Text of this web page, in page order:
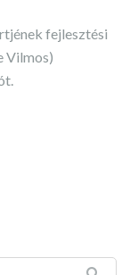
fejlesztési
Vilmos)